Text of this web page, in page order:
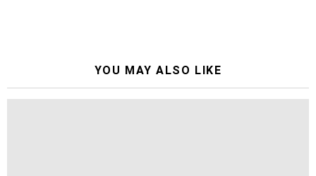
YOU MAY ALSO LIKE